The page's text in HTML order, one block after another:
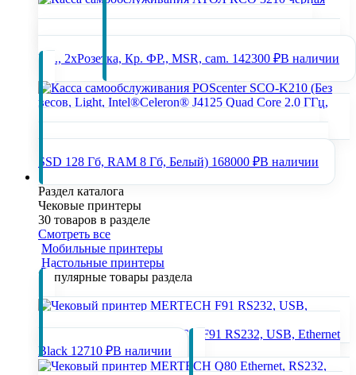
Ind., 2хРозетка, Кр. ФР., MSR, cam. 142300 ₽В наличии
SSD 128 Гб, RAM 8 Гб, Белый) 168000 ₽В наличии
Раздел каталога
Чековые принтеры
30 товаров в разделе
Смотреть все
Мобильные принтеры
Настольные принтеры
Популярные товары раздела
Чековый принтер MERTECH F91 RS232, USB, Ethernet
Black 12710 ₽В наличии